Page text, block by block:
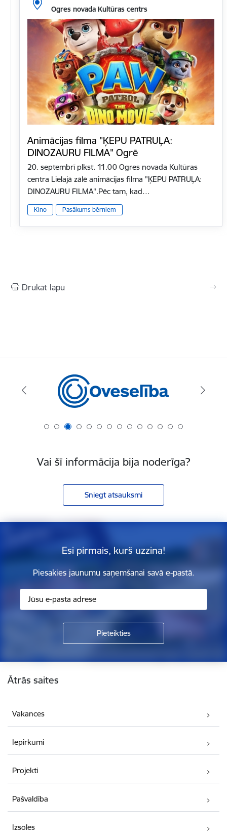
Ogres novada Kultūras centrs
Animācijas filma "ĶEPU PATRUĻA:
DINOZAURU FILMA" Ogrē
20. septembrī plkst. 11.00 Ogres novada Kultūras
centra Lielajā zālē animācijas filma "ĶEPU PATRUĻA:
DINOZAURU FILMA".Pēc tam, kad…
Kino Pasākums bērniem
Drukāt lapu
Vai šī informācija bija noderīga?
Sniegt atsauksmi
Esi pirmais, kurš uzzina!
Piesakies jaunumu saņemšanai savā e-pastā.
Ātrās saites
Vakances
Iepirkumi
Projekti
Pašvaldība
Izsoles